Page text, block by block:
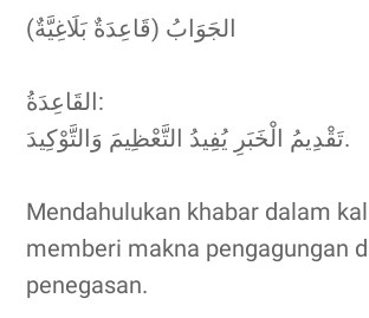
الجَوَابُ (قَاعِدَةٌ بَلَاغِيَّةٌ)
القَاعِدَةُ:
تَقْدِيمُ الْخَبَرِ يُفِيدُ التَّعْظِيمَ وَالتَّوْكِيدَ.
Mendahulukan khabar dalam
memberi makna pengagungan
penegasan.